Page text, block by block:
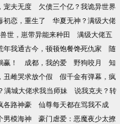
宠夫无度
欠债三个亿？我诡异世界
初恋，重生了
华夏无神？满级大佬
世，崽带异能来种田
满级大佬五
年我通古今，顿顿饱餐馋死仇家
随
！ 成都，我的爱 野狗咬月
知
丑雌哭求放个假
假千金有弹幕，疯
满城大佬求我当师妹
说我克夫？转
各路神豪
仙尊每天都在骂我不成
男模海神
豪门虐爱：恶魔夜少太撩